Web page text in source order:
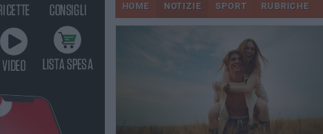
HOME NOTIZIE SPORT RUBRICHE